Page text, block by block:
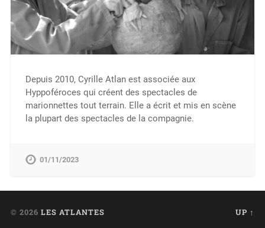
Depuis 2010, Cyrille Atlan est associée aux
Hyppoféroces qui créent des spectacles de
marionnettes tout terrain. Elle a écrit et mis en scène
la plupart des spectacles de la compagnie.
01/11/2023
© 2026 LES ATLANTES UP ↑